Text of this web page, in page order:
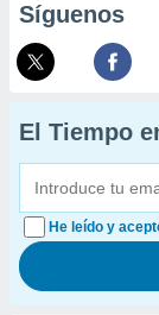
Síguenos
El Tiempo
He leído y